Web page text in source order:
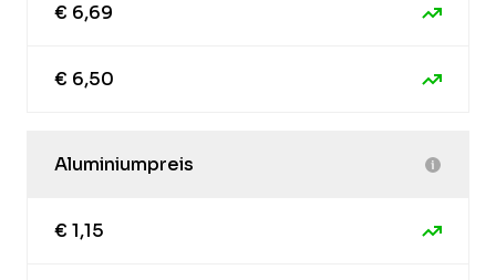
€ 6,69
€ 6,50
Aluminiumpreis
€ 1,15